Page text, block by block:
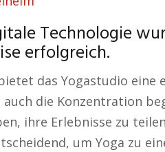
Technologie
erfolgreich.
das Yogastudio
auch die Konzentration
ihre Erlebnisse zu
um Yoga zu